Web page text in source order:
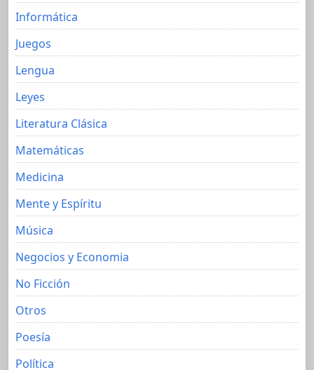
Informática
Juegos
Lengua
Leyes
Literatura Clásica
Matemáticas
Medicina
Mente y Espíritu
Música
Negocios y Economia
No Ficción
Otros
Poesía
Política